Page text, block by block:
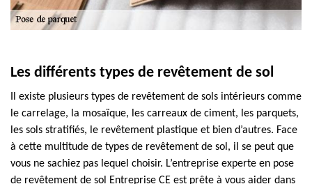
Les différents types de revêtement de sol
Il existe plusieurs types de revêtement de sols intérieurs comme
le carrelage, la mosaïque, les carreaux de ciment, les parquets,
les sols stratifiés, le revêtement plastique et bien d’autres. Face
à cette multitude de types de revêtement de sol, il se peut que
vous ne sachiez pas lequel choisir. L’entreprise experte en pose
de revêtement de sol Entreprise CE est prête à vous aider dans